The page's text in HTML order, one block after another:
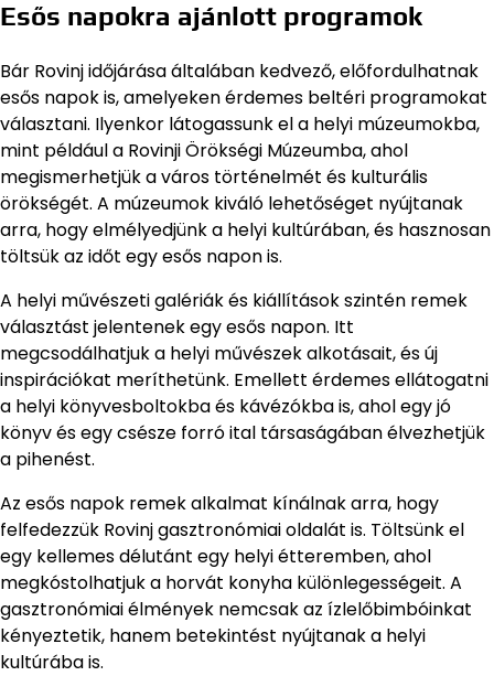
Esős napokra ajánlott programok
Bár Rovinj időjárása általában kedvező, előfordulhatnak
esős napok is, amelyeken érdemes beltéri programokat
választani. Ilyenkor látogassunk el a helyi múzeumokba,
mint például a Rovinji Örökségi Múzeumba, ahol
megismerhetjük a város történelmét és kulturális
örökségét. A múzeumok kiváló lehetőséget nyújtanak
arra, hogy elmélyedjünk a helyi kultúrában, és hasznosan
töltsük az időt egy esős napon is.
A helyi művészeti galériák és kiállítások szintén remek
választást jelentenek egy esős napon. Itt
megcsodálhatjuk a helyi művészek alkotásait, és új
inspirációkat meríthetünk. Emellett érdemes ellátogatni
a helyi könyvesboltokba és kávézókba is, ahol egy jó
könyv és egy csésze forró ital társaságában élvezhetjük
a pihenést.
Az esős napok remek alkalmat kínálnak arra, hogy
felfedezzük Rovinj gasztronómiai oldalát is. Töltsünk el
egy kellemes délutánt egy helyi étteremben, ahol
megkóstolhatjuk a horvát konyha különlegességeit. A
gasztronómiai élmények nemcsak az ízlelőbimbóinkat
kényeztetik, hanem betekintést nyújtanak a helyi
kultúrába is.